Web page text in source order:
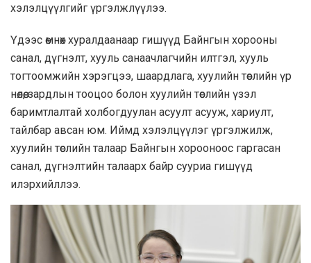
хэлэлцүүлгийг үргэлжлүүлээ.
Үдээс өмнөх хуралдаанаар гишүүд Байнгын хорооны
санал, дүгнэлт, хууль санаачлагчийн илтгэл, хууль
тогтоомжийн хэрэгцээ, шаардлага, хуулийн төслийн үр
нөлөө, зардлын тооцоо болон хуулийн төслийн үзэл
баримтлалтай холбогдуулан асуулт асууж, хариулт,
тайлбар авсан юм. Иймд хэлэлцүүлэг үргэлжилж,
хуулийн төслийн талаар Байнгын хорооноос гаргасан
санал, дүгнэлтийн талаарх байр сууриа гишүүд
илэрхийллээ.